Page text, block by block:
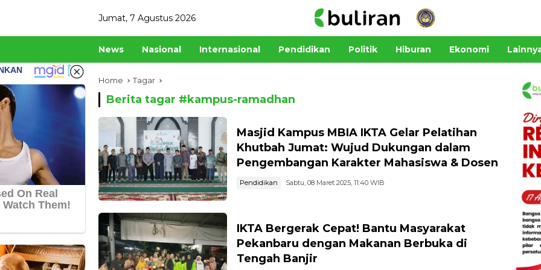
Jumat, 7 Agustus 2026
News Nasional Internasional Pendidikan Politik Hiburan Ekonomi
Home Tagar
Berita tagar #kampus-ramadhan
Masjid Kampus MBIA IKTA Gelar Pelatihan
Khutbah Jumat: Wujud Dukungan dalam
Pengembangan Karakter Mahasiswa & Dosen
Pendidikan Sabtu, 08 Maret 2025, 11:40 WIB
IKTA Bergerak Cepat! Bantu Masyarakat
Pekanbaru dengan Makanan Berbuka di
Tengah Banjir